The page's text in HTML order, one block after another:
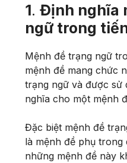
1. Định nghĩa
ngữ trong
Mệnh đề trạng ngữ
mệnh đề mang chức
trạng ngữ và được sử
nghĩa cho một mệnh
Đặc biệt mệnh đề
là mệnh đề phụ
những mệnh đề này